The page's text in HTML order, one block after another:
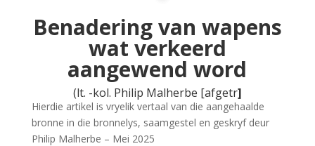
Benadering van wapens
wat verkeerd
aangewend word
(lt. -kol. Philip Malherbe [afgetr]
Hierdie artikel is vryelik vertaal van die aangehaalde
bronne in die bronnelys, saamgestel en geskryf deur
Philip Malherbe – Mei 2025